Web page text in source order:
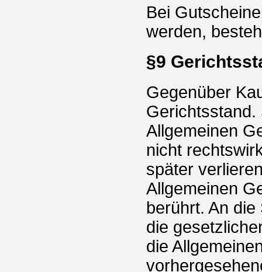
Bei
werden,
§9
Gegenüber
Gerichtsstand.
Allgemeinen
nicht
später
Allgemeinen
berührt. An
die
die